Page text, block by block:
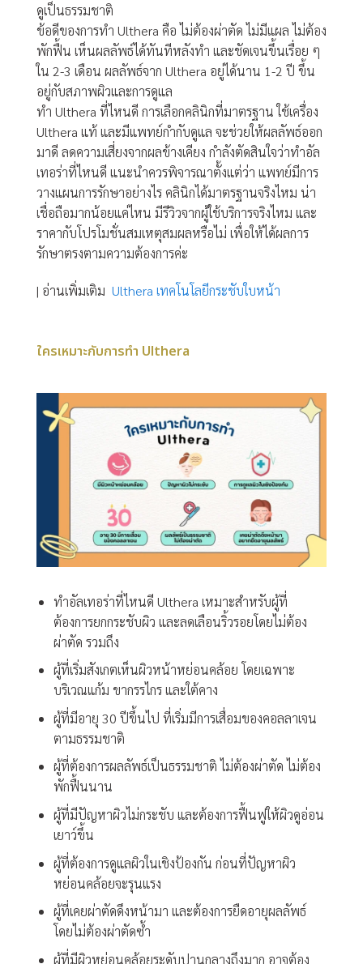
ดูเป็นธรรมชาติ
ข้อดีของการทำ Ulthera คือ ไม่ต้องผ่าตัด ไม่มีแผล ไม่ต้อง
พักฟื้น เห็นผลลัพธ์ได้ทันทีหลังทำ และชัดเจนขึ้นเรื่อย ๆ
ใน 2-3 เดือน ผลลัพธ์จาก Ulthera อยู่ได้นาน 1-2 ปี ขึ้น
อยู่กับสภาพผิวและการดูแล
ทำ Ulthera ที่ไหนดี การเลือกคลินิกที่มาตรฐาน ใช้เครื่อง
Ulthera แท้ และมีแพทย์กำกับดูแล จะช่วยให้ผลลัพธ์ออก
มาดี ลดความเสี่ยงจากผลข้างเคียง กำลังตัดสินใจว่าทำอัล
เทอร่าที่ไหนดี แนะนำควรพิจารณาตั้งแต่ว่า แพทย์มีการ
วางแผนการรักษาอย่างไร คลินิกได้มาตรฐานจริงไหม น่า
เชื่อถือมากน้อยแค่ไหน มีรีวิวจากผู้ใช้บริการจริงไหม และ
ราคากับโปรโมชั่นสมเหตุสมผลหรือไม่ เพื่อให้ได้ผลการ
รักษาตรงตามความต้องการค่ะ
| อ่านเพิ่มเติม Ulthera เทคโนโลยีกระชับใบหน้า
ใครเหมาะกับการทำ Ulthera
ทำอัลเทอร่าที่ไหนดี Ulthera เหมาะสำหรับผู้ที่
ต้องการยกกระชับผิว และลดเลือนริ้วรอยโดยไม่ต้อง
ผ่าตัด รวมถึง
ผู้ที่เริ่มสังเกตเห็นผิวหน้าหย่อนคล้อย โดยเฉพาะ
บริเวณแก้ม ขากรรไกร และใต้คาง
ผู้ที่มีอายุ 30 ปีขึ้นไป ที่เริ่มมีการเสื่อมของคอลลาเจน
ตามธรรมชาติ
ผู้ที่ต้องการผลลัพธ์เป็นธรรมชาติ ไม่ต้องผ่าตัด ไม่ต้อง
พักฟื้นนาน
ผู้ที่มีปัญหาผิวไม่กระชับ และต้องการฟื้นฟูให้ผิวดูอ่อน
เยาว์ขึ้น
ผู้ที่ต้องการดูแลผิวในเชิงป้องกัน ก่อนที่ปัญหาผิว
หย่อนคล้อยจะรุนแรง
ผู้ที่เคยผ่าตัดดึงหน้ามา และต้องการยืดอายุผลลัพธ์
โดยไม่ต้องผ่าตัดซ้ำ
ผู้ที่มีผิวหย่อนคล้อยระดับปานกลางถึงมาก อาจต้อง